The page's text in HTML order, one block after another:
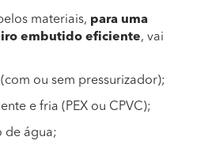
materiais, para uma
embutido eficiente, vai
ou sem pressurizador);
e fria (PEX ou CPVC);
de água;